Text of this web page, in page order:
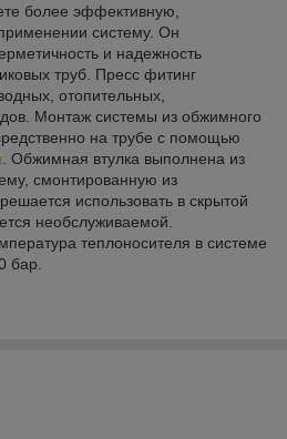
более эффективную,
систему. Он
и надежность
труб. Пресс фитинг
отопительных,
Монтаж системы из обжимного
на трубе с помощью
. Обжимная втулка выполнена из
смонтированную из
использовать в скрытой
необслуживаемой.
теплоносителя в системе
бар.